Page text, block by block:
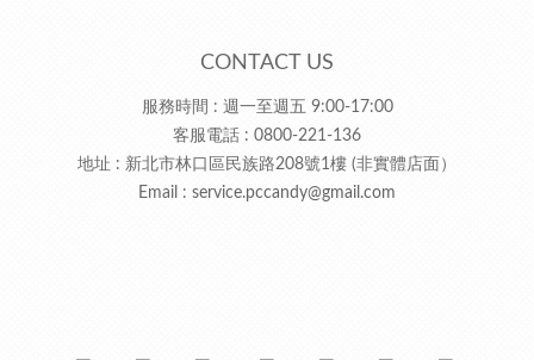
CONTACT US
服務時間 : 週一至週五 9:00-17:00
客服電話 : 0800-221-136
地址 : 新北市林口區民族路208號1樓 (非實體店面）
Email : service.pccandy@gmail.com